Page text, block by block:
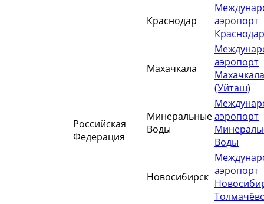
Российская
Федерация
Краснодар
аэропорт
Махачкала
аэропорт
Махачкала
(Уйташ)
Минеральные
Воды
аэропорт
Воды
Новосибирск аэропорт